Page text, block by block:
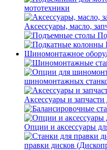
мототехники
Аксессуары, масло,
Шиномонтажное
шиномонтажных
Аксессуары и
Опции и аксессуары
правки дисков